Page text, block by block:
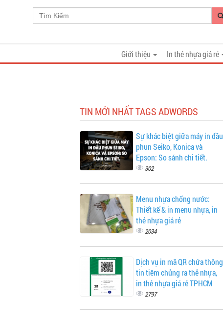
In thẻ nhựa giá rẻ
Giới thiệu
TIN MỚI NHẤT TAGS ADWORDS
Sự khác biệt giữa máy in đầu
phun Seiko, Konica và
Epson: So sánh chi tiết.
302
Menu nhựa chống nước:
Thiết kế & in menu nhựa, in
thẻ nhựa giá rẻ
2034
Dịch vụ in mã QR chứa thông
tin tiêm chủng ra thẻ nhựa,
in thẻ nhựa giá rẻ TPHCM
2797